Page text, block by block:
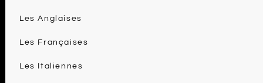
Les Anglaises
Les Françaises
Les Italiennes